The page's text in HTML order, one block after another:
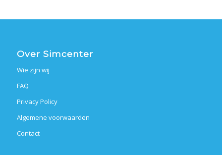
Over Simcenter
Wie zijn wij
FAQ
Privacy Policy
Algemene voorwaarden
Contact